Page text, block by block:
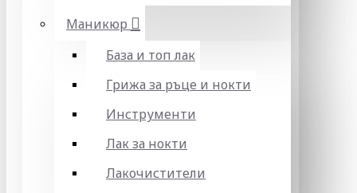
Маникюр
База и топ лак
Грижа за ръце и нокти
Инструменти
Лак за нокти
Лакочистители